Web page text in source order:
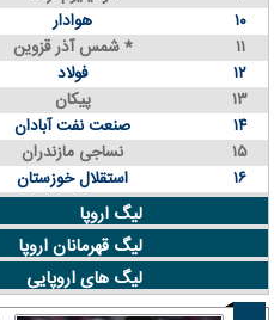
۱۰
هوادار
۱۱
شمس آذر قزوین *
۱۲
فولاد
۱۳
پیکان
۱۴
صنعت نفت آبادان
۱۵
نساجی مازندران
۱۶
استقلال خوزستان
لیگ اروپا
لیگ قهرمانان اروپا
لیگ های اروپایی